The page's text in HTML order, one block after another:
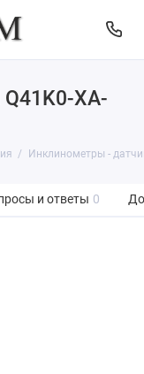
XA-
Инклинометры -
и ответы 0